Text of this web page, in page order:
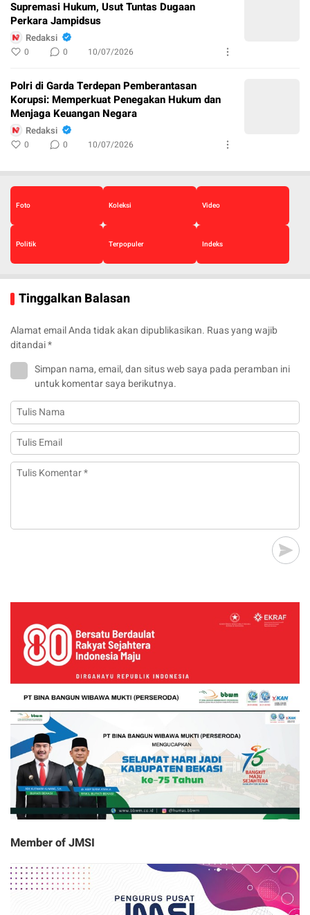
Supremasi Hukum, Usut Tuntas Dugaan
Perkara Jampidsus
Redaksi
0 0 10/07/2026
Polri di Garda Terdepan Pemberantasan
Korupsi: Memperkuat Penegakan Hukum dan
Menjaga Keuangan Negara
Redaksi
0 0 10/07/2026
Foto Koleksi Video
Politik Terpopuler Indeks
Tinggalkan Balasan
Alamat email Anda tidak akan dipublikasikan. Ruas yang wajib
ditandai*
Simpan nama, email, dan situs web saya pada peramban ini
untuk komentar saya berikutnya.
Member of JMSI